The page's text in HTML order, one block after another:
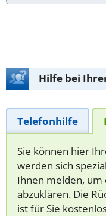
Hilfe bei
Telefonhilfe
Sie können hier
werden sich
Ihnen melden, um
abzuklären. Die
ist für Sie